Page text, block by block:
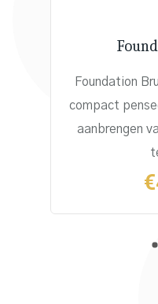
Foundation
compact
aanbrengen
€